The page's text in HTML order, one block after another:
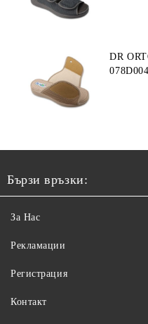
DR
Бързи връзки:
За Нас
Рекламации
Регистрация
Контакт